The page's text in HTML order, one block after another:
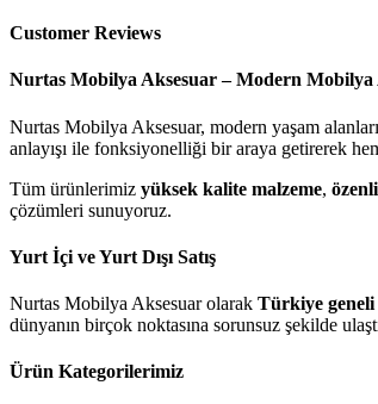
Customer Reviews
Nurtas Mobilya Aksesuar – Modern Mobilya
Nurtas Mobilya Aksesuar, modern yaşam
anlayışı ile fonksiyonelliği bir araya getirerek
Tüm ürünlerimiz yüksek kalite malzeme,
çözümleri sunuyoruz.
Yurt İçi ve Yurt Dışı Satış
Nurtas Mobilya Aksesuar olarak Türkiye geneli
dünyanın birçok noktasına sorunsuz şekilde
Ürün Kategorilerimiz